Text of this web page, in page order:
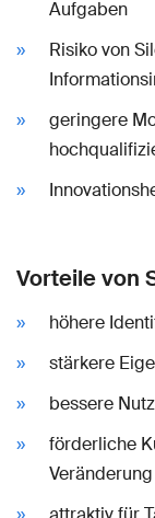
Aufgaben
Risiko von
geringere
Vorteile von
höhere
stärkere
bessere
förderliche
Veränderung